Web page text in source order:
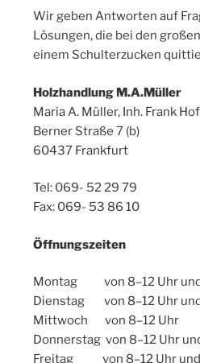
Wir geben Antworten auf
Lösungen, die bei den
einem Schulterzucken
Holzhandlung M.A.Müller
Maria A. Müller, Inh. Frank
Berner Straße 7 (b)
60437 Frankfurt
Tel: 069- 52 29 79
Fax: 069- 53 86 10
Öffnungszeiten
Montag von 8–12 Uhr und
Dienstag von 8–12 Uhr und
Mittwoch von 8–12 Uhr
Donnerstag von 8–12 Uhr
Freitag von 8–12 Uhr und